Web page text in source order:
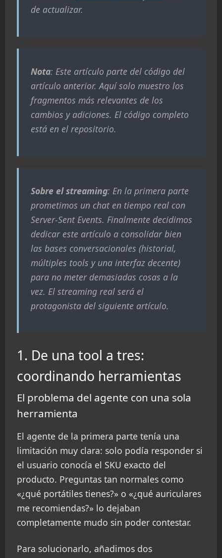
de actualizar.
Nota: Este artículo parte del código del
artículo anterior. Aquí solo muestro los
fragmentos más relevantes de los
cambios y adiciones. El código completo
está en el repositorio.
Sobre el streaming: En la primera parte
prometimos un chat en tiempo real con
Server-Sent Events. Finalmente decidimos
dedicar este artículo a consolidar bien
las bases conversacionales (historial,
múltiples tools y una interfaz decente)
para no meter demasiadas cosas a la
vez. El streaming real será el
protagonista del siguiente artículo.
1. De una tool a tres:
coordinando herramientas
El problema del agente con una sola
herramienta
El agente de la primera parte tenía una
limitación muy clara: solo podía responder si
el usuario conocía el SKU exacto del
producto. Preguntas tan normales como
«¿qué portátiles tienes?» o «¿qué auriculares
me recomiendas?» lo dejaban
completamente mudo sin poder contestar.
Para solucionarlo, añadimos dos